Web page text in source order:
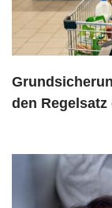
den